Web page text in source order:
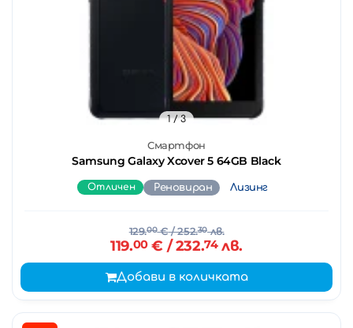
Смартфон
Samsung Galaxy Xcover 5 64GB Black
1/ 3
Отличен Реновиран Лизинг
129.00€/ 252.30лв.
119.00€ / 232.74лв.
Добави в количката